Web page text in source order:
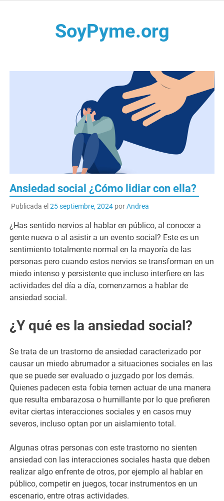
SoyPyme.org
Ansiedad social ¿Cómo lidiar con ella?
Publicada el 25 septiembre, 2024porAndrea
¿Has sentido nervios al hablar en público, al conocer a
gente nueva o al asistir a un evento social? Este es un
sentimiento totalmente normal en la mayoría de las
personas pero cuando estos nervios se transforman en un
miedo intenso y persistente que incluso interfiere en las
actividades del día a día, comenzamos a hablar de
ansiedad social.
¿Y qué es la ansiedad social?
Se trata de un trastorno de ansiedad caracterizado por
causar un miedo abrumador a situaciones sociales en las
que se puede ser evaluado o juzgado por los demás.
Quienes padecen esta fobia temen actuar de una manera
que resulta embarazosa o humillante por lo que prefieren
evitar ciertas interacciones sociales y en casos muy
severos, incluso optan por un aislamiento total.
Algunas otras personas con este trastorno no sienten
ansiedad con las interacciones sociales hasta que deben
realizar algo enfrente de otros, por ejemplo al hablar en
público, competir en juegos, tocar instrumentos en un
escenario, entre otras actividades.